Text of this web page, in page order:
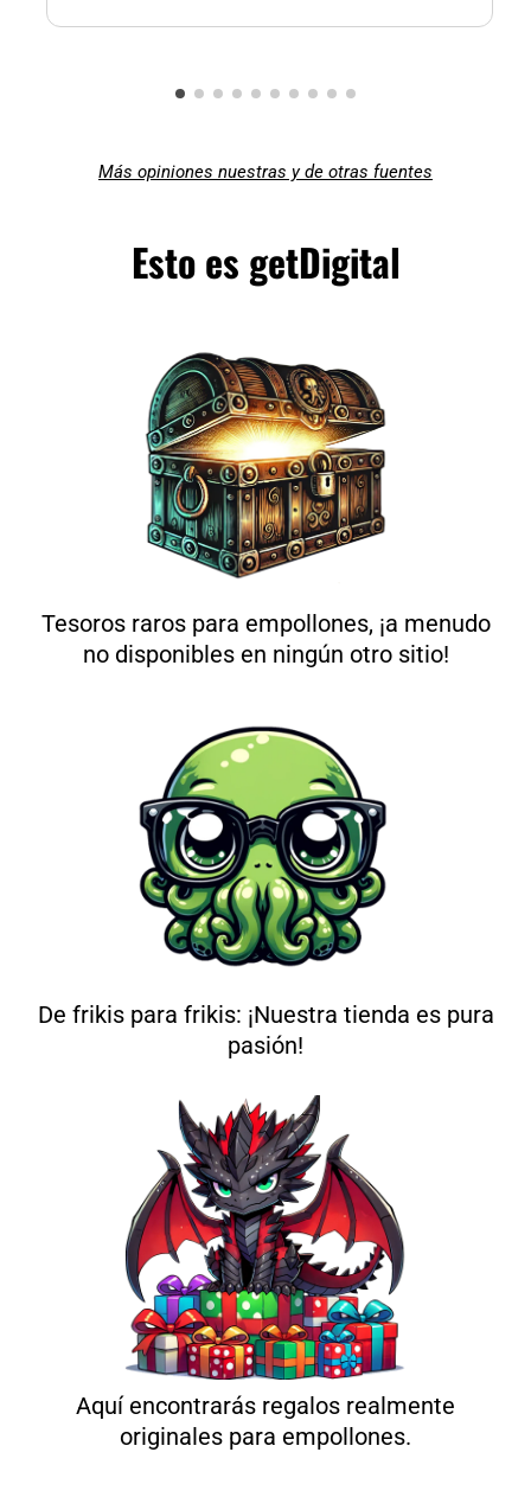
Más opiniones nuestras y de otras fuentes
Esto es getDigital
Tesoros raros para empollones, ¡a menudo
no disponibles en ningún otro sitio!
De frikis para frikis: ¡Nuestra tienda es pura
pasión!
Aquí encontrarás regalos realmente
originales para empollones.